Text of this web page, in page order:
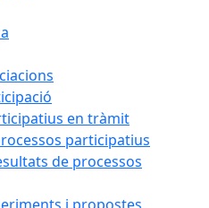
en tràmit
participatius
de processos